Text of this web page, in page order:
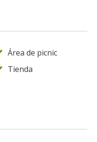
Área de picnic
Tienda